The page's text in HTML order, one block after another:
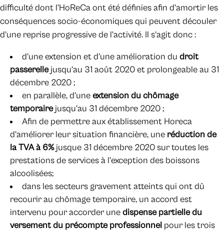
difficulté dont l’HoReCa ont été définies afin d’amortir les
conséquences socio-économiques qui peuvent découler
d’une reprise progressive de l’activité. Il s’agit donc :
d’une extension et d’une amélioration du droit
passerellejusqu’au 31 août 2020 et prolongeable au 31
décembre 2020 ;
en parallèle, d’uneextension du chômage
temporairejusqu’au 31 décembre 2020 ;
Afin de permettre aux établissement Horeca
d’améliorer leur situation financière, une réduction de
la TVA à 6%jusque 31 décembre 2020 sur toutes les
prestations de services à l’exception des boissons
alcoolisées;
dans les secteurs gravement atteints qui ont dû
recourir au chômage temporaire, un accord est
intervenu pour accorder unedispense partielle du
versement du précompte professionnel pour les trois